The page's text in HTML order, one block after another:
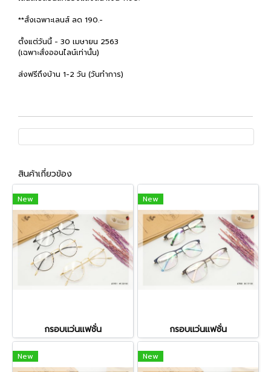
**สั่งเฉพาะเลนส์ ลด 190.-
ตั้งแต่วันนี้ - 30 เมษายน 2563
(เฉพาะสั่งออนไลน์เท่านั้น)
ส่งฟรีถึงบ้าน 1-2 วัน (วันทำการ)
สินค้าเกี่ยวข้อง
New
กรอบแว่นแฟชั่น
New
กรอบแว่นแฟชั่น
New New